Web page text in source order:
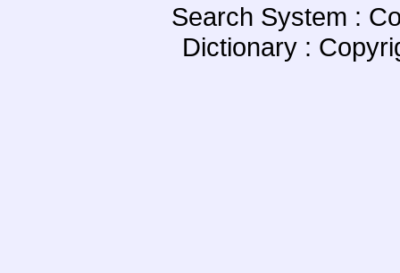
Search System :
Dictionary :